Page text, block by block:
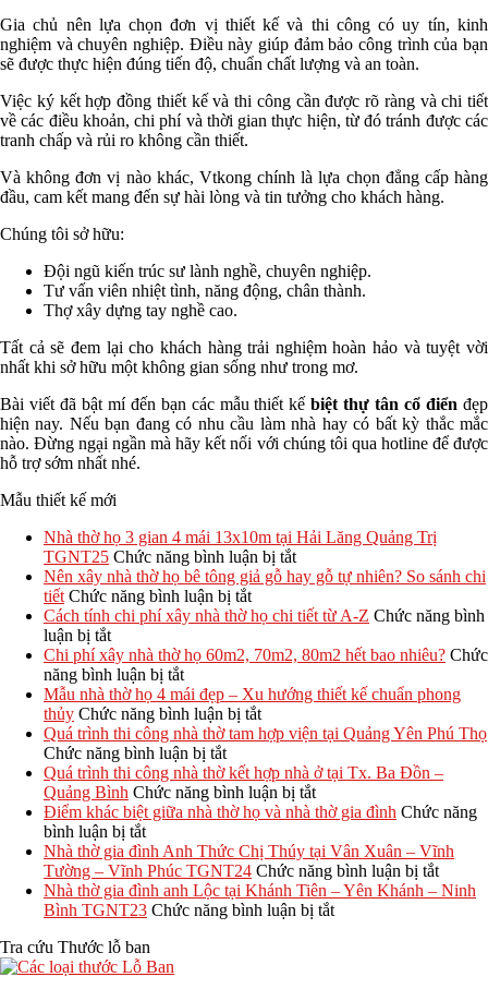
Gia chủ nên lựa chọn đơn vị thiết kế và thi công có uy tín, kinh
nghiệm và chuyên nghiệp. Điều này giúp đảm bảo công trình của bạn
sẽ được thực hiện đúng tiến độ, chuẩn chất lượng và an toàn.
Việc ký kết hợp đồng thiết kế và thi công cần được rõ ràng và chi tiết
về các điều khoản, chi phí và thời gian thực hiện, từ đó tránh được các
tranh chấp và rủi ro không cần thiết.
Và không đơn vị nào khác, Vtkong chính là lựa chọn đẳng cấp hàng
đầu, cam kết mang đến sự hài lòng và tin tưởng cho khách hàng.
Chúng tôi sở hữu:
Đội ngũ kiến trúc sư lành nghề, chuyên nghiệp.
Tư vấn viên nhiệt tình, năng động, chân thành.
Thợ xây dựng tay nghề cao.
Tất cả sẽ đem lại cho khách hàng trải nghiệm hoàn hảo và tuyệt vời
nhất khi sở hữu một không gian sống như trong mơ.
Bài viết đã bật mí đến bạn các mẫu thiết kếbiệt thự tân cổ điển đẹp
hiện nay. Nếu bạn đang có nhu cầu làm nhà hay có bất kỳ thắc mắc
nào. Đừng ngại ngần mà hãy kết nối với chúng tôi qua hotline để được
hỗ trợ sớm nhất nhé.
Mẫu thiết kế mới
Nhà thờ họ 3 gian 4 mái 13x10m tại Hải Lăng Quảng Trị
TGNT25 Chức năng bình luận bị tắtở
Nhà
họ
gian
mái
tại
Lăng
Quảng
Trị
Nên xây nhà thờ họ bê tông giả gỗ hay gỗ tự nhiên? So sánh chi
tiết Chức năng bình luận bị tắtở
Nên
nhà
họ
bê
tông
gỗ
hay
gỗ
nhiên?
So
sánh
chi
Cách tính chi phí xây nhà thờ họ chi tiết từ A-Z Chức năng bình
luận bị tắtở
Cách
tính
chi
phí
xây
nhà
thờ
họ
chi
tiết
từ
A-
Z
Chi phí xây nhà thờ họ 60m2, 70m2, 80m2 hết bao nhiêu? Chức
năng bình luận bị tắtở
Chi
phí
xây
nhà
thờ
họ
60m2,
80m2
hết
bao
nhiêu?
Mẫu nhà thờ họ 4 mái đẹp – Xu hướng thiết kế chuẩn phong
thủy Chức năng bình luận bị tắtở
Mẫu
thờ
họ
4
đẹp
–
Xu
hướng
Quá trình thi công nhà thờ tam hợp viện tại Quảng Yên Phú Thọ
Chức năng bình luận bị tắtở
Quá
trình
thi
nhà
thờ
tam
hợp
Quá trình thi công nhà thờ kết hợp nhà ở tại Tx. Ba Đồn –
Quảng Bình Chức năng bình luận bị tắtở
Quá
thi
công
nhà
thờ
Điểm khác biệt giữa nhà thờ họ và nhà thờ gia đình Chức năng
bình luận bị tắtở
Điểm
khác
biệt
giữa
thờ
họ
Nhà thờ gia đình Anh Thức Chị Thúy tại Vân Xuân – Vĩnh
Tường – Vĩnh Phúc TGNT24 Chức năng bình luận bị tắtở
Nhà
Nhà thờ gia đình anh Lộc tại Khánh Tiên – Yên Khánh – Ninh
Bình TGNT23 Chức năng bình luận bị tắtở
Tra cứu Thước lỗ ban